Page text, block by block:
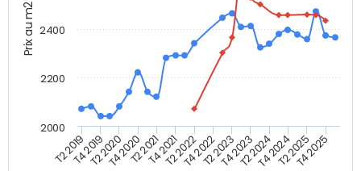
Prix au m2
T2 2019T4 2019T2 2020T4 2020T2 2021T4 2021T2 2022T4 2022T2 2023T4 2023T2 2024T4 2024T2 2025T4 2025
2000
2200
2400